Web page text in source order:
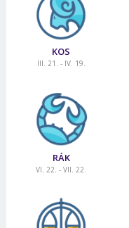
KOS
III. 21. - IV. 19.
RÁK
VI. 22. - VII. 22.